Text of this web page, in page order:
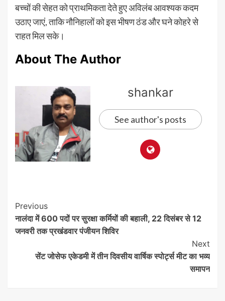
बच्चों की सेहत को प्राथमिकता देते हुए अविलंब आवश्यक कदम
उठाए जाएं, ताकि नौनिहालों को इस भीषण ठंड और घने कोहरे से
राहत मिल सके।
About The Author
shankar
See author's posts
Post
Navigation
Previous
नालंदा में 600 पदों पर सुरक्षा कर्मियों की बहाली, 22 दिसंबर से 12
जनवरी तक प्रखंडवार पंजीयन शिविर
Next
सेंट जोसेफ एकेडमी में तीन दिवसीय वार्षिक स्पोर्ट्स मीट का भव्य
समापन